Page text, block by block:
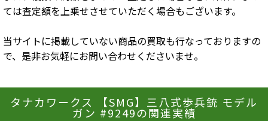
ては査定額を上乗せさせていただく場合もございます。
当サイトに掲載していない商品の買取も行なっておりますの
で、是非お気軽にお問い合わせくださいませ。
タナカワークス 【SMG】三八式歩兵銃 モデル
ガン #9249の関連実績